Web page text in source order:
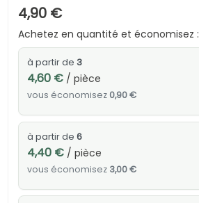
4,90 €
Achetez en quantité et économisez :
à partir de 3
4,60 €/ pièce
vous économisez 0,90 €
à partir de 6
4,40 €/ pièce
vous économisez 3,00 €